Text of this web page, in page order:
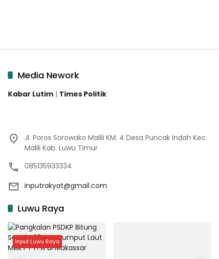
Media Nework
Kabar Lutim | Times Politik
Jl. Poros Sorowako Malili KM. 4 Desa Puncak Indah Kec.
Malili Kab. Luwu Timur
085135933334
inputrakyat@gmail.com
Luwu Raya
Input Luwu Raya